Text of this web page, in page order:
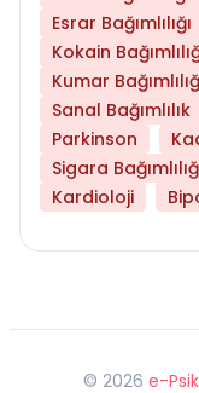
Esrar Bağımlılığı
Kokain
Kumar
Sanal Bağımlılık
Parkinson
Sigara
Kardioloji
© 2026 e-